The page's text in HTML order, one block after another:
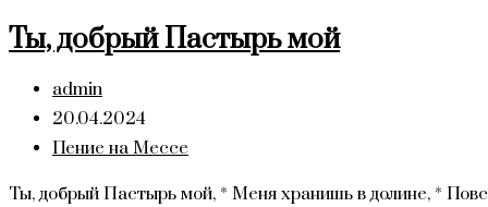
вселенной
Ты, добрый Пастырь мой
Автор
записи:
admin
Запись
опубликована:
20.04.2024
Рубрика
Пение на Мессе
Ты, добрый Пастырь мой, * Меня хранишь в долине, *